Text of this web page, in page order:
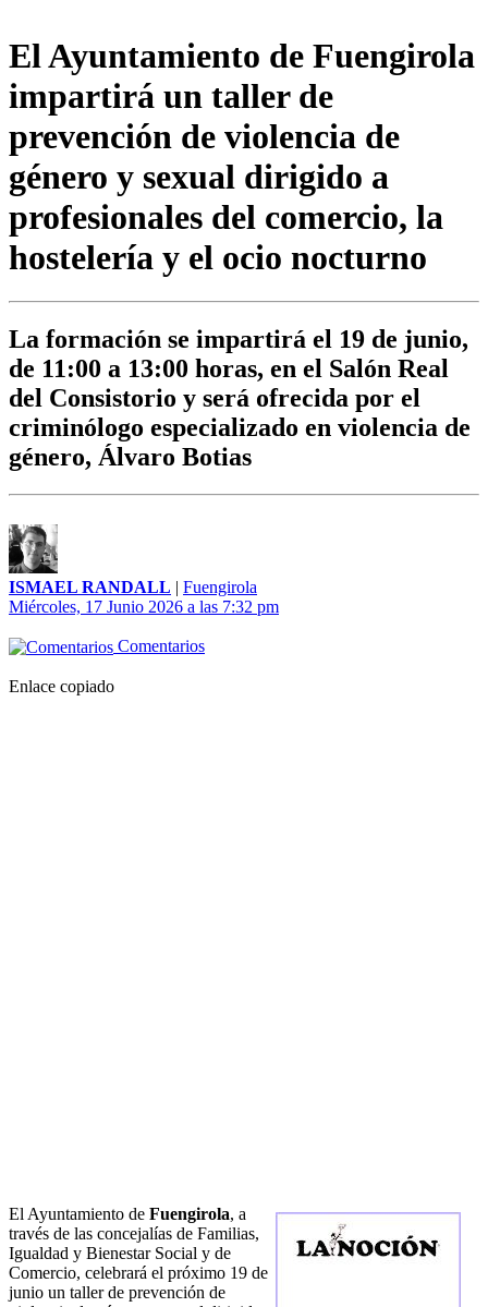
El Ayuntamiento de Fuengirola
impartirá un taller de
prevención de violencia de
género y sexual dirigido a
profesionales del comercio, la
hostelería y el ocio nocturno
La formación se impartirá el 19 de junio,
de 11:00 a 13:00 horas, en el Salón Real
del Consistorio y será ofrecida por el
criminólogo especializado en violencia de
género, Álvaro Botias
ISMAEL RANDALL | Fuengirola
Miércoles, 17 Junio 2026 a las 7:32 pm
Comentarios
Enlace copiado
El Ayuntamiento de Fuengirola, a
través de las concejalías de Familias,
Igualdad y Bienestar Social y de
Comercio, celebrará el próximo 19 de
junio un taller de prevención de